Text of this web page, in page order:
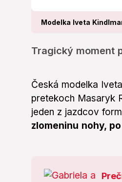
Modelka Iveta
Tragický moment
Česká modelka
pretekoch Masaryk
jeden z jazdcov
zlomeninu nohy,